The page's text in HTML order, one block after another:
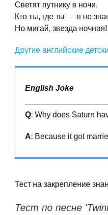
Светят путнику в ночи.
Кто ты, где ты — я не
Но мигай, звезда ночная!
Другие английские
English Joke
Q: Why does Saturn
A: Because it got
Тест на закрепление
Тест по песне